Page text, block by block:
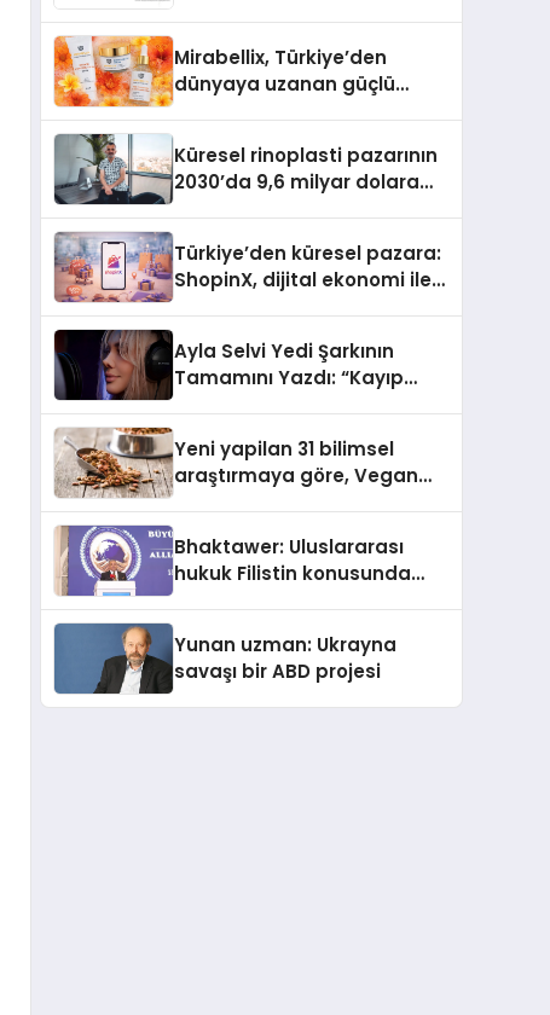
Mirabellix, Türkiye’den
dünyaya uzanan güçlü
Küresel rinoplasti pazarının
2030’da 9,6 milyar dolara
Türkiye’den küresel pazara:
ShopinX, dijital ekonomi ile
Ayla Selvi Yedi Şarkının
Tamamını Yazdı: “Kayıp
Yeni yapilan 31 bilimsel
araştırmaya göre, Vegan
Sindirildiğini Ortaya Koydu
Bhaktawer: Uluslararası
hukuk Filistin konusunda
Yunan uzman: Ukrayna
savaşı bir ABD projesi